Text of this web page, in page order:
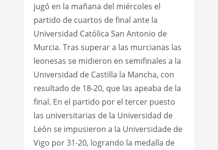
jugó en la mañana del miércoles el
partido de cuartos de final ante la
Universidad Católica San Antonio de
Murcia. Tras superar a las murcianas las
leonesas se midieron en semifinales a la
Universidad de Castilla la Mancha, con
resultado de 18-20, que las apeaba de la
final. En el partido por el tercer puesto
las universitarias de la Universidad de
León se impusieron a la Universidade de
Vigo por 31-20, logrando la medalla de